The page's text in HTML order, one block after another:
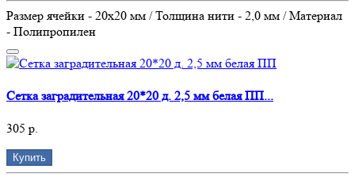
Размер ячейки - 20х20 мм / Толщина нити - 2,0 мм / Материал
- Полипропилен
Сетка заградительная 20*20 д. 2,5 мм белая ПП...
305 р.
Купить